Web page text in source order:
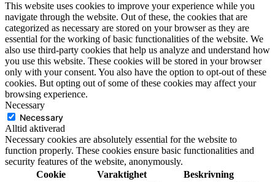
This website uses cookies to improve your experience while you
navigate through the website. Out of these, the cookies that are
categorized as necessary are stored on your browser as they are
essential for the working of basic functionalities of the website. We
also use third-party cookies that help us analyze and understand how
you use this website. These cookies will be stored in your browser
only with your consent. You also have the option to opt-out of these
cookies. But opting out of some of these cookies may affect your
browsing experience.
Necessary
Necessary
Alltid aktiverad
Necessary cookies are absolutely essential for the website to
function properly. These cookies ensure basic functionalities and
security features of the website, anonymously.
Cookie
Varaktighet Beskrivning